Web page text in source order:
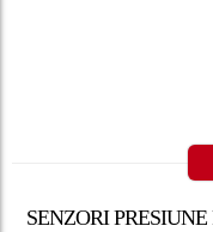
SENZORI